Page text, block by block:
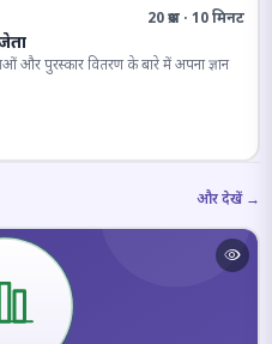
20 प्रश्न · 10 मिनट
और पुरस्कार वितरण के बारे में अपना ज्ञान
और देखें →